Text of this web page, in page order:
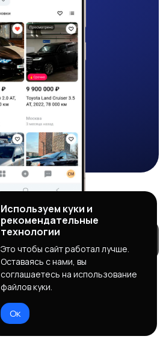
Используем куки и
рекомендательные
технологии
Это чтобы сайт работал лучше.
Оставаясь с нами, вы
соглашаетесь на использование
файлов куки.
Ок